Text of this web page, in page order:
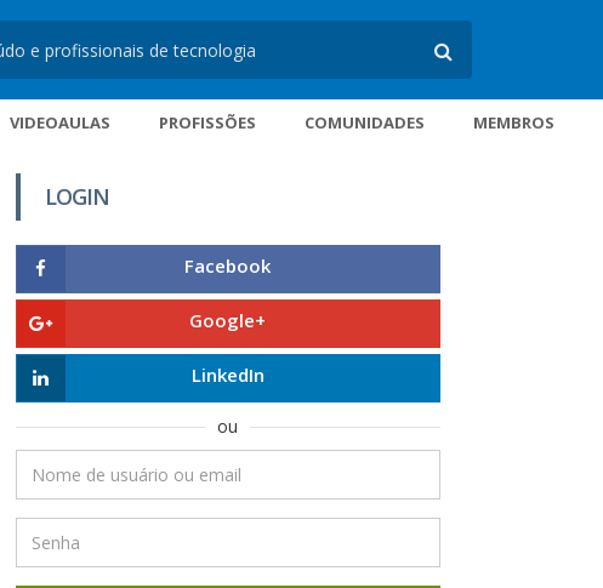
VIDEOAULAS PROFISSÕES COMUNIDADES MEMBROS
LOGIN
Facebook
Google+
LinkedIn
ou